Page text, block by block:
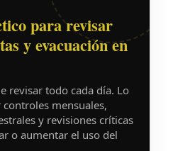
para revisar
y evacuación en
revisar todo cada día. Lo
mensuales,
y revisiones críticas
o aumentar el uso del